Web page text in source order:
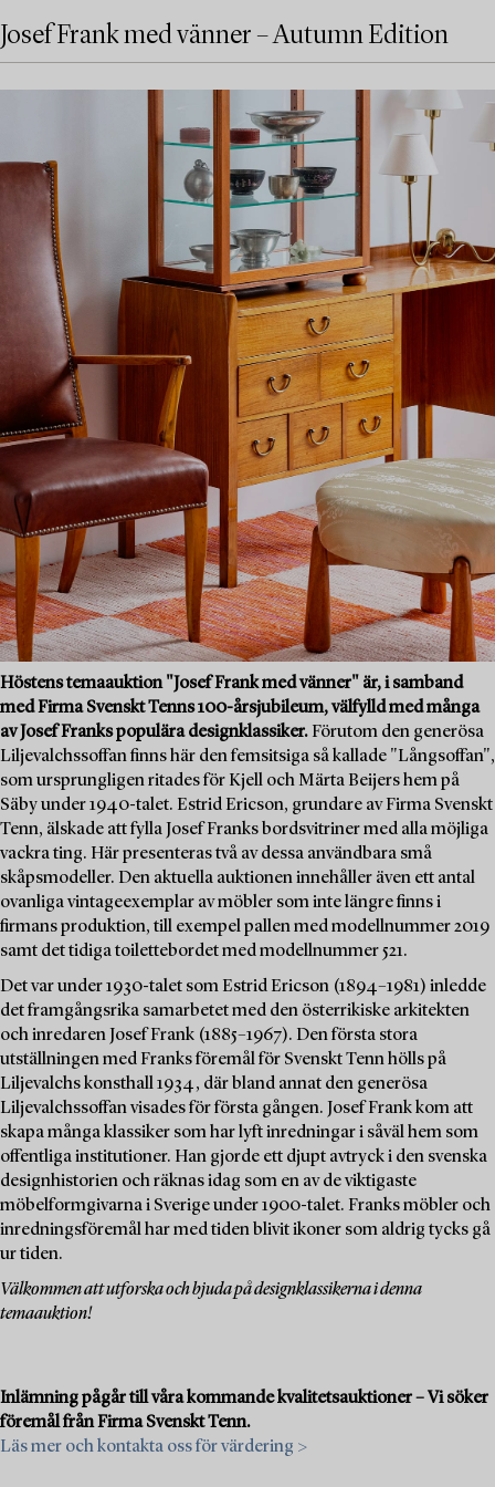
Josef Frank med vänner – Autumn Edition
Höstens temaauktion "Josef Frank med vänner" är, i samband
med Firma Svenskt Tenns 100-årsjubileum, välfylld med många
av Josef Franks populära designklassiker. Förutom den generösa
Liljevalchssoffan finns här den femsitsiga så kallade "Långsoffan",
som ursprungligen ritades för Kjell och Märta Beijers hem på
Säby under 1940-talet. Estrid Ericson, grundare av Firma Svenskt
Tenn, älskade att fylla Josef Franks bordsvitriner med alla möjliga
vackra ting. Här presenteras två av dessa användbara små
skåpsmodeller. Den aktuella auktionen innehåller även ett antal
ovanliga vintageexemplar av möbler som inte längre finns i
firmans produktion, till exempel pallen med modellnummer 2019
samt det tidiga toilettebordet med modellnummer 521.
Det var under 1930-talet som Estrid Ericson (1894–1981) inledde
det framgångsrika samarbetet med den österrikiske arkitekten
och inredaren Josef Frank (1885–1967). Den första stora
utställningen med Franks föremål för Svenskt Tenn hölls på
Liljevalchs konsthall 1934, där bland annat den generösa
Liljevalchssoffan visades för första gången. Josef Frank kom att
skapa många klassiker som har lyft inredningar i såväl hem som
offentliga institutioner. Han gjorde ett djupt avtryck i den svenska
designhistorien och räknas idag som en av de viktigaste
möbelformgivarna i Sverige under 1900-talet. Franks möbler och
inredningsföremål har med tiden blivit ikoner som aldrig tycks gå
ur tiden.
Välkommen att utforska och bjuda på designklassikerna i denna
temaauktion!
Inlämning pågår till våra kommande kvalitetsauktioner – Vi söker
föremål från Firma Svenskt Tenn.
Läs mer och kontakta oss för värdering >